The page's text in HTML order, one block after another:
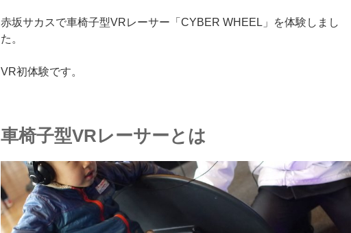
赤坂サカスで車椅子型VRレーサー「CYBER WHEEL」を体験しまし
た。
VR初体験です。
車椅子型VRレーサーとは